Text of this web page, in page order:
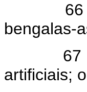
66 -
bengalas-
67 -
artificiais;